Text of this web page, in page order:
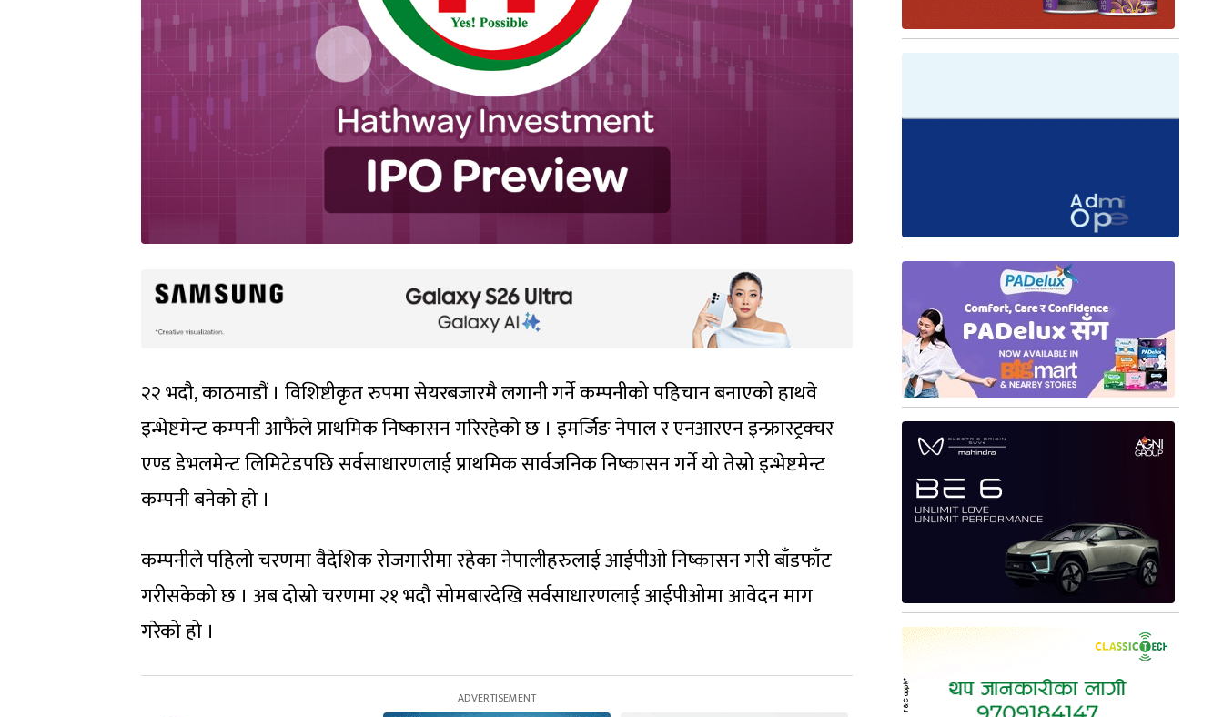
२२ भदौ, काठमाडौं । विशिष्टीकृत रुपमा सेयरबजारमै लगानी गर्ने कम्पनीको पहिचान बनाएको हाथवे
इन्भेष्टमेन्ट कम्पनी आफैंले प्राथमिक निष्कासन गरिरहेको छ । इमर्जिङ नेपाल र एनआरएन इन्फ्रास्ट्रक्चर
एण्ड डेभलमेन्ट लिमिटेडपछि सर्वसाधारणलाई प्राथमिक सार्वजनिक निष्कासन गर्ने यो तेस्रो इन्भेष्टमेन्ट
कम्पनी बनेको हो ।
कम्पनीले पहिलो चरणमा वैदेशिक रोजगारीमा रहेका नेपालीहरुलाई आईपीओ निष्कासन गरी बाँडफाँट
गरीसकेको छ । अब दोस्रो चरणमा २१ भदौ सोमबारदेखि सर्वसाधारणलाई आईपीओमा आवेदन माग
गरेको हो ।